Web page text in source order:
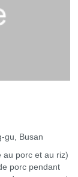
gu, Busan
au porc et au riz)
porc pendant